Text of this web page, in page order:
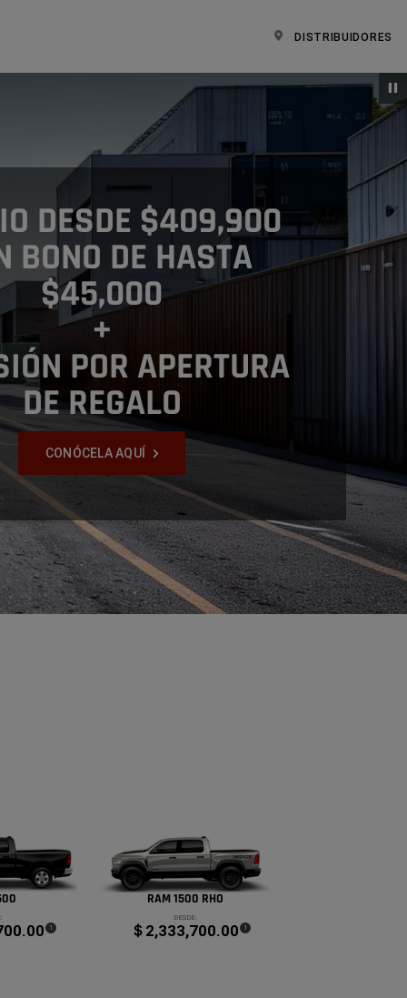
DISTRIBUIDORES
DESDE $409,900
BONO DE HASTA
$45,000
+
POR APERTURA
DE REGALO
CONÓCELA AQUÍ
(
Disclosure
1)
RAM 1500 RHO
DESDE:
＄2,333,700.00 (
Disclosure
1)